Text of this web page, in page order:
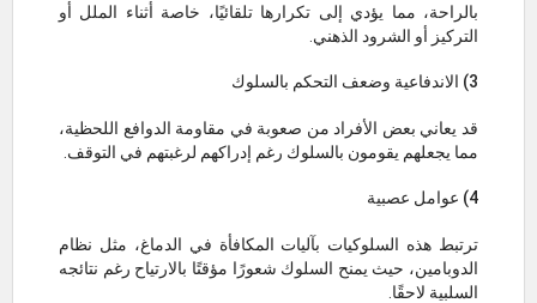
بالراحة، مما يؤدي إلى تكرارها تلقائيًا، خاصة أثناء الملل أو
التركيز أو الشرود الذهني.
3) الاندفاعية وضعف التحكم بالسلوك
قد يعاني بعض الأفراد من صعوبة في مقاومة الدوافع اللحظية،
مما يجعلهم يقومون بالسلوك رغم إدراكهم لرغبتهم في التوقف.
4) عوامل عصبية
ترتبط هذه السلوكيات بآليات المكافأة في الدماغ، مثل نظام
الدوبامين، حيث يمنح السلوك شعورًا مؤقتًا بالارتياح رغم نتائجه
السلبية لاحقًا.